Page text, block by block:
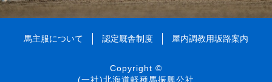
2005年01月
2004年02月
2004年01月
2003年01月
馬主服について 認定厩舎制度 屋内調教用坂路案内
Copyright ©
(一社)北海道軽種馬振興公社